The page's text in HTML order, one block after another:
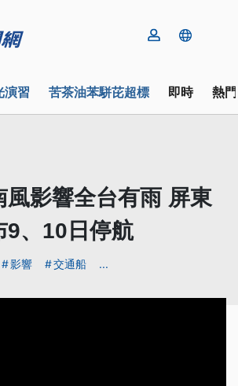
演習 苦茶油苯駢芘超標 即時 熱
風影響全台有雨 屏東
9、10日停航
影響 交通船 ...